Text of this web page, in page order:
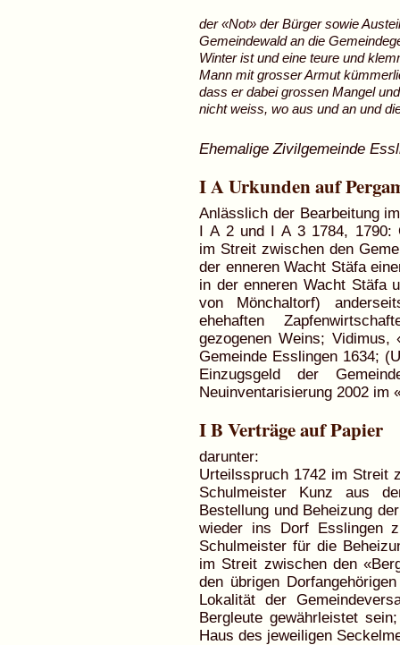
der «Not» der Bürger sowie
Gemeindewald an die
Winter ist und eine teure und
Mann mit grosser Armut
dass er dabei grossen Mangel
nicht weiss, wo aus und an und
Ehemalige Zivilgemeinde
I A Urkunden auf
Anlässlich der Bearbeitung
I A 2 und I A 3 1784, 1790:
im Streit zwischen den
der enneren Wacht Stäfa
in der enneren Wacht Stäfa
von Mönchaltorf)
ehehaften
gezogenen Weins; Vidimus,
Gemeinde Esslingen 1634;
Einzugsgeld der
Neuinventarisierung 2002 im
I B Verträge auf Papier
darunter:
Urteilsspruch 1742 im Streit
Schulmeister Kunz aus
Bestellung und Beheizung
wieder ins Dorf Esslingen
Schulmeister für die
im Streit zwischen den
den übrigen
Lokalität der
Bergleute gewährleistet
Haus des jeweiligen